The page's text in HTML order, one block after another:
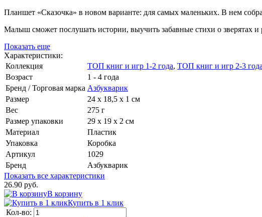
Планшет «Сказочка» в новом варианте: для самых маленьких. В нем
Малыш сможет послушать истории, выучить забавные стихи о зверятах и
Показать еще
Характеристики:
Коллекция
ТОП книг и игр 1-2 года, ТОП книг и игр 2-3 года
Возраст
1 - 4 года
Бренд / Торговая марка Азбукварик
Размер
24 х 18,5 х 1 см
Вес
275 г
Размер упаковки
29 х 19 х 2 см
Материал
Пластик
Упаковка
Коробка
Артикул
1029
Бренд
Азбукварик
Показать все характеристики
26.90 руб.
В корзину
Купить в 1 клик
Кол-во: